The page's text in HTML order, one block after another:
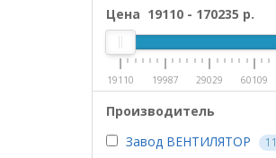
Цена 19110 - 170235 р.
19110 19987 29029 60109
Производитель
Завод ВЕНТИЛЯТОР
11